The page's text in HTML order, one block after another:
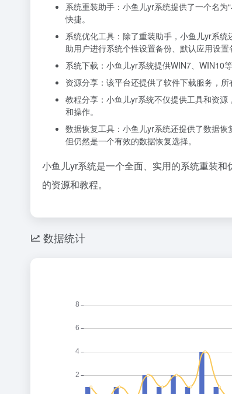
系统重装助手：小鱼儿yr系统提供了一个名
快捷。
系统优化工具：除了重装助手，小鱼儿yr系
助用户进行系统个性设置备份、默认应用设置
系统下载：小鱼儿yr系统提供WIN7、WIN10
资源分享：该平台还提供了软件下载服务，
教程分享：小鱼儿yr系统不仅提供工具和资
和操作。
数据恢复工具：小鱼儿yr系统还提供了数据
但仍然是一个有效的数据恢复选择。
小鱼儿yr系统是一个全面、实用的系统重装
的资源和教程。
数据统计